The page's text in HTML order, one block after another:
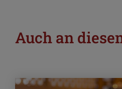
Auch an